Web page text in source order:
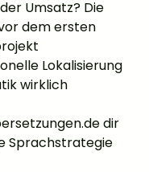
Umsatz? Die
dem ersten
Lokalisierung
wirklich
dir
Sprachstrategie